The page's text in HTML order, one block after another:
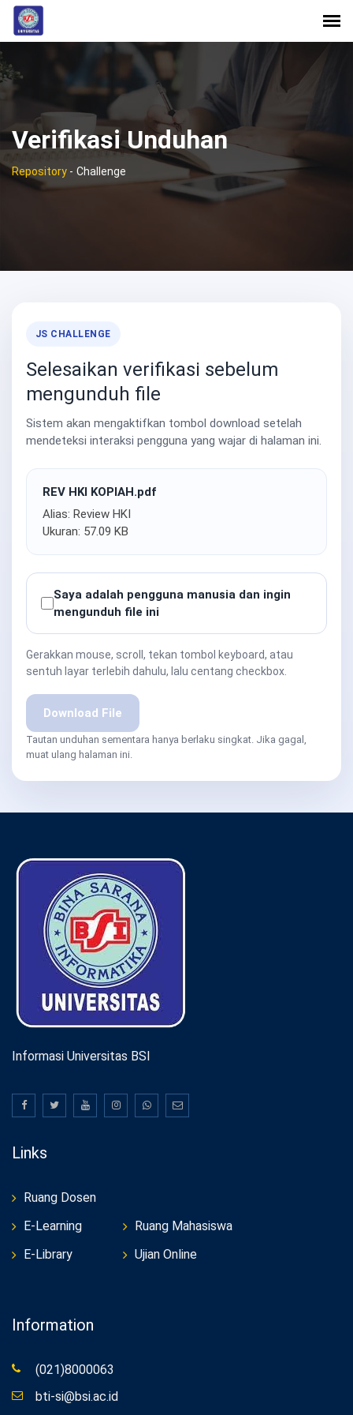
Verifikasi Unduhan
Repository - Challenge
JS CHALLENGE
Selesaikan verifikasi sebelum
mengunduh file
Sistem akan mengaktifkan tombol download setelah
mendeteksi interaksi pengguna yang wajar di halaman ini.
REV HKI KOPIAH.pdf
Alias: Review HKI
Ukuran: 57.09 KB
Saya adalah pengguna manusia dan ingin
mengunduh file ini
Gerakkan mouse, scroll, tekan tombol keyboard, atau
sentuh layar terlebih dahulu, lalu centang checkbox.
Download File
Tautan unduhan sementara hanya berlaku singkat. Jika gagal,
muat ulang halaman ini.
Informasi Universitas BSI
Links
Ruang Dosen
E-Learning
E-Library
Ruang Mahasiswa
Ujian Online
Information
(021)8000063
bti-si@bsi.ac.id